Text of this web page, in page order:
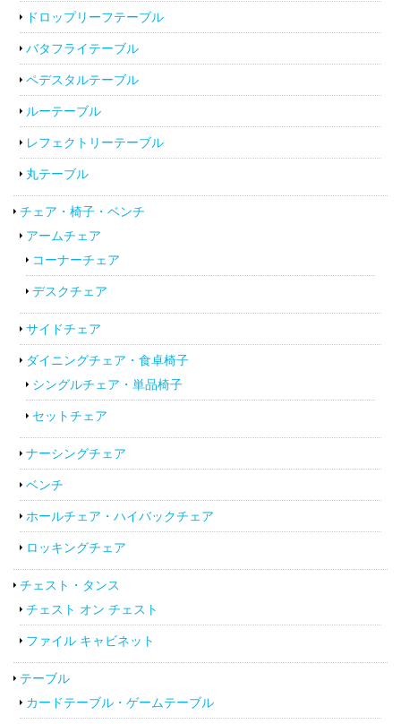
ドロップリーフテーブル
バタフライテーブル
ペデスタルテーブル
ルーテーブル
レフェクトリーテーブル
丸テーブル
チェア・椅子・ベンチ
アームチェア
コーナーチェア
デスクチェア
サイドチェア
ダイニングチェア・食卓椅子
シングルチェア・単品椅子
セットチェア
ナーシングチェア
ベンチ
ホールチェア・ハイバックチェア
ロッキングチェア
チェスト・タンス
チェスト オン チェスト
ファイル キャビネット
テーブル
カードテーブル・ゲームテーブル